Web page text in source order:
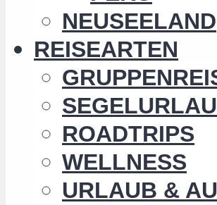
NEUSEELAND
REISEARTEN
ROADTRIPS
WELLNESS
URLAUB &